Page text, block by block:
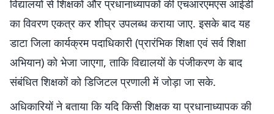
विद्यालयों से शिक्षकों और प्रधानाध्यापकों की एचआरएमएस आईडी
का विवरण एकत्र कर शीघ्र उपलब्ध कराया जाए. इसके बाद यह
डाटा जिला कार्यक्रम पदाधिकारी (प्रारंभिक शिक्षा एवं सर्व शिक्षा
अभियान) को भेजा जाएगा, ताकि विद्यालयों के पंजीकरण के बाद
संबंधित शिक्षकों को डिजिटल प्रणाली में जोड़ा जा सके.
अधिकारियों ने बताया कि यदि किसी शिक्षक या प्रधानाध्यापक की